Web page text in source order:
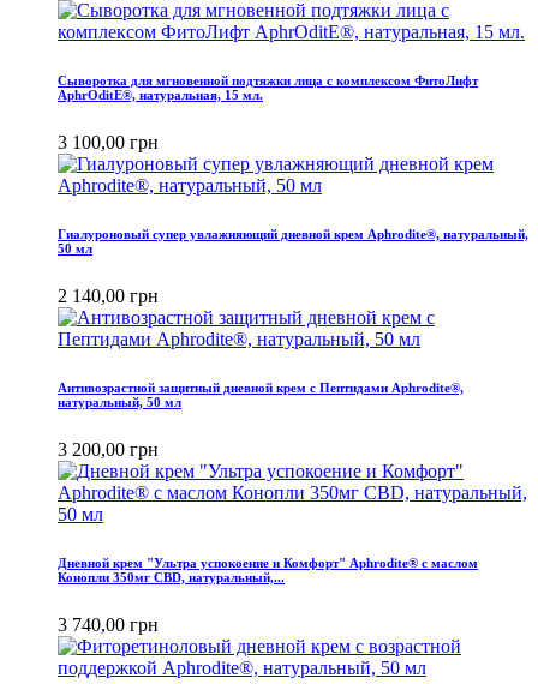
Сыворотка для мгновенной подтяжки лица с комплексом ФитоЛифт
AphrOditE®, натуральная, 15 мл.
3 100,00 грн
Гиалуроновый супер увлажняющий дневной крем Aphrodite®, натуральный,
50 мл
2 140,00 грн
Антивозрастной защитный дневной крем с Пептидами Aphrodite®,
натуральный, 50 мл
3 200,00 грн
Дневной крем "Ультра успокоение и Комфорт" Aphrodite® с маслом
Конопли 350мг CBD, натуральный,...
3 740,00 грн